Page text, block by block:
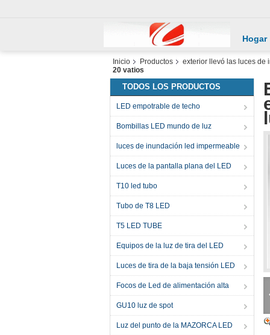
Hogar
Inicio Productos exterior llevó las luces de
20 vatios
TODOS LOS PRODUCTOS
LED empotrable de techo
Bombillas LED mundo de luz
luces de inundación led impermeable
Luces de la pantalla plana del LED
T10 led tubo
Tubo de T8 LED
T5 LED TUBE
Equipos de la luz de tira del LED
Luces de tira de la baja tensión LED
Focos de Led de alimentación alta
GU10 luz de spot
Luz del punto de la MAZORCA LED